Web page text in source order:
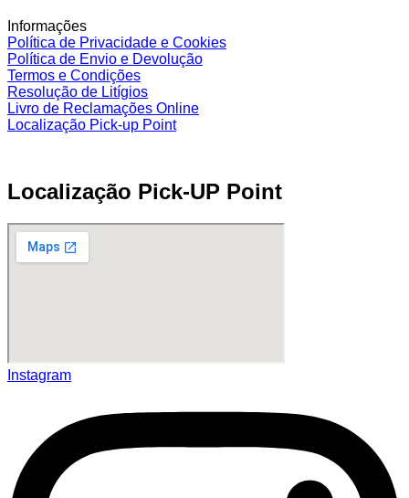
Informações
Política de Privacidade e Cookies
Política de Envio e Devolução
Termos e Condições
Resolução de Litígios
Livro de Reclamações Online
Localização Pick-up Point
Localização Pick-UP Point
Instagram